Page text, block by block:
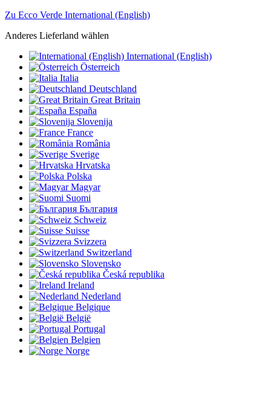
Zu Ecco Verde International (English)
Anderes Lieferland wählen
International (English)
Österreich
Italia
Deutschland
Great Britain
España
Slovenija
France
România
Sverige
Hrvatska
Polska
Magyar
Suomi
България
Schweiz
Suisse
Svizzera
Switzerland
Slovensko
Česká republika
Ireland
Nederland
Belgique
België
Portugal
Belgien
Norge